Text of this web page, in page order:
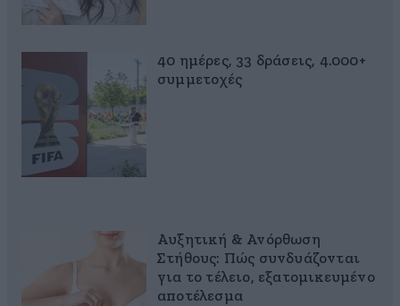
40 ημέρες, 33 δράσεις, 4.000+
συμμετοχές
Αυξητική & Ανόρθωση
Στήθους: Πώς συνδυάζονται
για το τέλειο, εξατομικευμένο
αποτέλεσμα